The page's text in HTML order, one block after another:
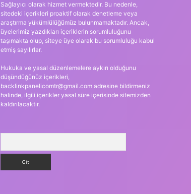
Sağlayıcı olarak hizmet vermektedir. Bu nedenle,
sitedeki içerikleri proaktif olarak denetleme veya
araştırma yükümlülüğümüz bulunmamaktadır. Ancak,
üyelerimiz yazdıkları içeriklerin sorumluluğunu
taşımakta olup, siteye üye olarak bu sorumluluğu kabul
etmiş sayılırlar.
Hukuka ve yasal düzenlemelere aykırı olduğunu
düşündüğünüz içerikleri,
backlinkpanelicomtr@gmail.comadresine bildirmeniz
halinde, ilgili içerikler yasal süre içerisinde sitemizden
kaldırılacaktır.